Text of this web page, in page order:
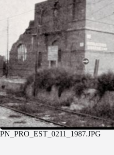
PN_PRO_EST_0211_1987.JPG